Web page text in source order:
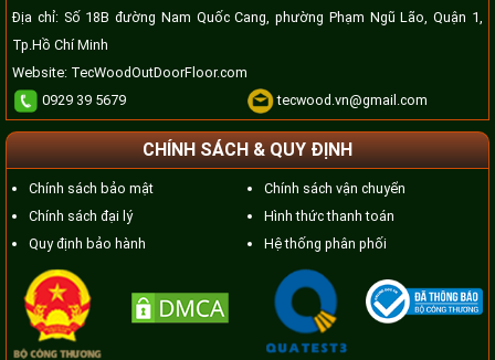
Địa chỉ: Số 18B đường Nam Quốc Cang, phường Phạm Ngũ Lão, Quận 1,
Tp.Hồ Chí Minh
Website: TecWoodOutDoorFloor.com
0929 39 5679
tecwood.vn@gmail.com
CHÍNH SÁCH & QUY ĐỊNH
Chính sách bảo mật
Chính sách đại lý
Quy định bảo hành
Chính sách vận chuyển
Hình thức thanh toán
Hệ thống phân phối